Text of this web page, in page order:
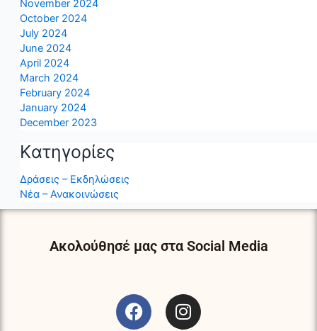
November 2024
October 2024
July 2024
June 2024
April 2024
March 2024
February 2024
January 2024
December 2023
Kατηγορίες
Δράσεις – Εκδηλώσεις
Νέα – Ανακοινώσεις
Ακολούθησέ μας στα Social Media
F
a
I
n